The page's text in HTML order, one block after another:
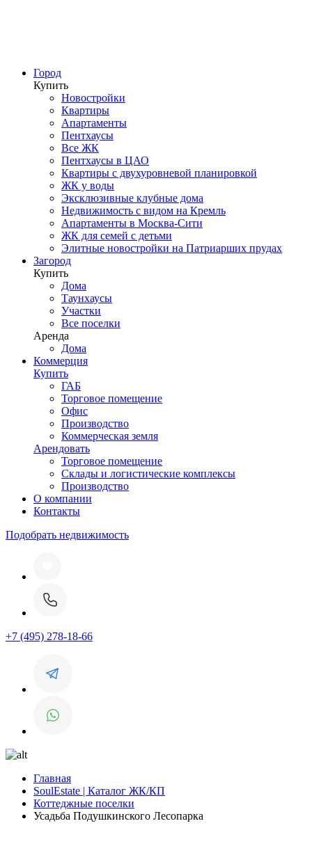
Город
Купить
Новостройки
Квартиры
Апартаменты
Пентхаусы
Все ЖК
Пентхаусы в ЦАО
Квартиры с двухуровневой планировкой
ЖК у воды
Эксклюзивные клубные дома
Недвижимость с видом на Кремль
Апартаменты в Москва-Сити
ЖК для семей с детьми
Элитные новостройки на Патриарших прудах
Загород
Купить
Дома
Таунхаусы
Участки
Все поселки
Аренда
Дома
Коммерция
Купить
ГАБ
Торговое помещение
Офис
Производство
Коммерческая земля
Арендовать
Торговое помещение
Склады и логистические комплексы
Производство
О компании
Контакты
Подобрать недвижимость
+7 (495) 278-18-66
Главная
SoulEstate | Каталог ЖК/КП
Коттеджные поселки
Усадьба Подушкинского Лесопарка